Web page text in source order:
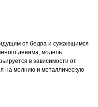
от бедра и сужающимся
денима, модель
в зависимости от
на молнию и металлическую